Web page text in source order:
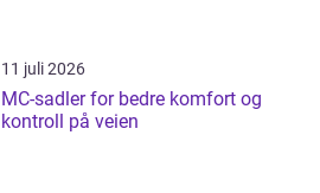
11 juli 2026
MC-sadler for bedre komfort og
kontroll på veien